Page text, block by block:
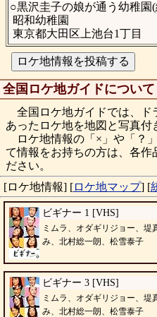
○黒沢圭子の娘が通う幼稚園
昭和幼稚園
東京都大田区上池台1丁目
全国ロケ地ガイドについて
全国ロケ地ガイドでは、ド
あったロケ地を地図と写真付
ロケ地情報の「×」や「？
て情報をお持ちの方は、各作
ださい。
[ロケ地情報] [ロケ地マップ] [
ビギナー 1 [VHS]
ミムラ、オダギリジョー、堤
み、北村総一朗、松雪泰子
ビギナー 3 [VHS]
ミムラ、オダギリジョー、堤
み、北村総一朗、松雪泰子